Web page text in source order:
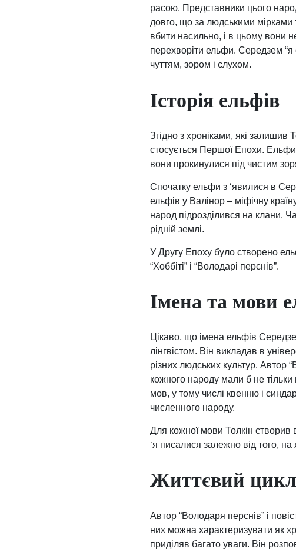
расою. Представники цього
довго, що за людськими мірками
вбити насильно, і в цьому вони
перехворіти ельфи. Середзем “я
чуттям, зором і слухом.
Історія ельфів
Згідно з хроніками, які залишив
стосується Першої Епохи.
вони прокинулися під чистим
Спочатку ельфи з ‘явилися в
ельфів у Валінор – міфічну
народ підрозділився на клани.
рідній землі.
У Другу Епоху було створено
“Хоббіті” і “Володарі перснів”.
Імена та мови
Цікаво, що імена ельфів
лінгвістом. Він викладав в
різних людських культур. Автор
кожного народу мали б не тільки
мов, у тому числі квенню і
численного народу.
Для кожної мови Толкін
‘я писалися залежно від того,
Життєвий цикл
Автор “Володаря перснів” і
них можна характеризувати як
приділяв багато уваги. Він